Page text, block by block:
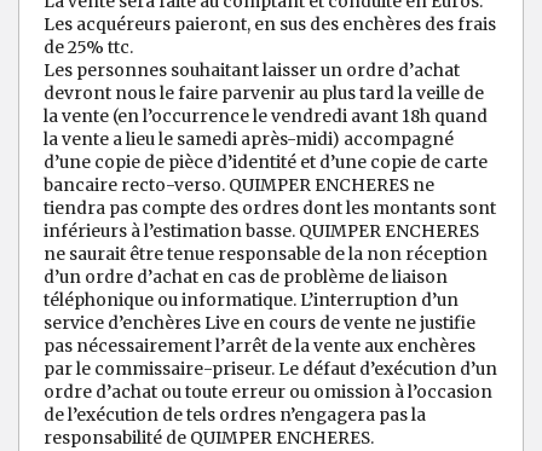
Les acquéreurs paieront, en sus des enchères des frais
de 25% ttc.
Les personnes souhaitant laisser un ordre d’achat
devront nous le faire parvenir au plus tard la veille de
la vente (en l’occurrence le vendredi avant 18h quand
la vente a lieu le samedi après-midi) accompagné
d’une copie de pièce d’identité et d’une copie de carte
bancaire recto-verso. QUIMPER ENCHERES ne
tiendra pas compte des ordres dont les montants sont
inférieurs à l’estimation basse. QUIMPER ENCHERES
ne saurait être tenue responsable de la non réception
d’un ordre d’achat en cas de problème de liaison
téléphonique ou informatique. L’interruption d’un
service d’enchères Live en cours de vente ne justifie
pas nécessairement l’arrêt de la vente aux enchères
par le commissaire-priseur. Le défaut d’exécution d’un
ordre d’achat ou toute erreur ou omission à l’occasion
de l’exécution de tels ordres n’engagera pas la
responsabilité de QUIMPER ENCHERES.